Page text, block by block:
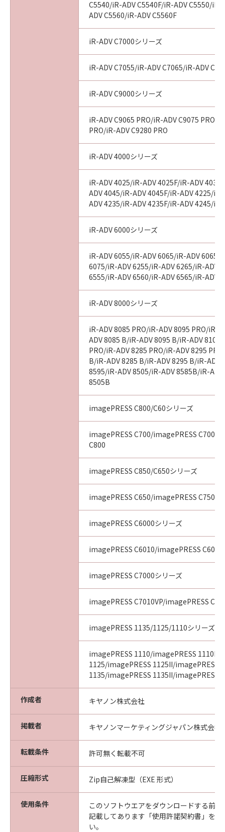
C5540/iR-ADV C5540F/iR-ADV C5550/iR-
ADV C5560/iR-ADV C5560F
iR-ADV C7000シリーズ
iR-ADV C7055/iR-ADV C7065/iR-ADV
iR-ADV C9000シリーズ
iR-ADV C9065 PRO/iR-ADV C9075 PRO/
PRO/iR-ADV C9280 PRO
iR-ADV 4000シリーズ
iR-ADV 4025/iR-ADV 4025F/iR-ADV
ADV 4045/iR-ADV 4045F/iR-ADV 4225/
ADV 4235/iR-ADV 4235F/iR-ADV 4245/iR-
iR-ADV 6000シリーズ
iR-ADV 6055/iR-ADV 6065/iR-ADV 6065-
6075/iR-ADV 6255/iR-ADV 6265/iR-ADV
6555/iR-ADV 6560/iR-ADV 6565/iR-ADV
iR-ADV 8000シリーズ
iR-ADV 8085 PRO/iR-ADV 8095 PRO/iR-
ADV 8085 B/iR-ADV 8095 B/iR-ADV 8105
PRO/iR-ADV 8285 PRO/iR-ADV 8295
B/iR-ADV 8285 B/iR-ADV 8295 B/iR-ADV
8595/iR-ADV 8505/iR-ADV 8585B/iR-
8505B
imagePRESS C800/C60シリーズ
imagePRESS C700/imagePRESS C700L/
C800
imagePRESS C850/C650シリーズ
imagePRESS C650/imagePRESS C750/
imagePRESS C6000シリーズ
imagePRESS C6010/imagePRESS C6011
imagePRESS C7000シリーズ
imagePRESS C7010VP/imagePRESS
imagePRESS 1135/1125/1110シリーズ
imagePRESS 1110/imagePRESS 1110II/
1125/imagePRESS 1125II/imagePRESS
1135/imagePRESS 1135II/imagePRESS
作成者 キヤノン株式会社
掲載者 キヤノンマーケティングジャパン株式会社
転載条件 許可無く転載不可
圧縮形式 Zip自己解凍型（EXE 形式）
使用条件
このソフトウエアをダウンロードする前
記載してあります「使用許諾契約書」を
い。